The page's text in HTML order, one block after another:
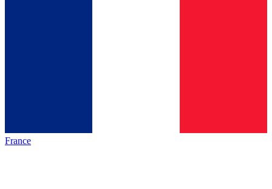
France